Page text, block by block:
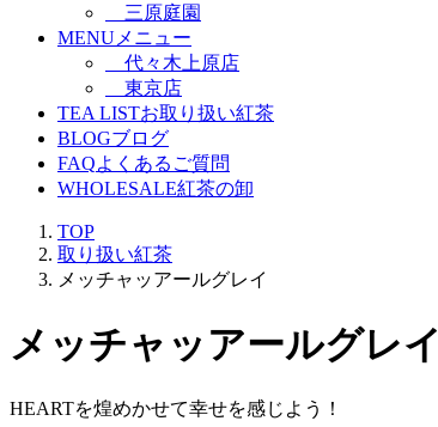
三原庭園
MENUメニュー
代々木上原店
東京店
TEA LISTお取り扱い紅茶
BLOGブログ
FAQよくあるご質問
WHOLESALE紅茶の卸
TOP
取り扱い紅茶
メッチャッアールグレイ
メッチャッアールグレイ
HEARTを煌めかせて幸せを感じよう！